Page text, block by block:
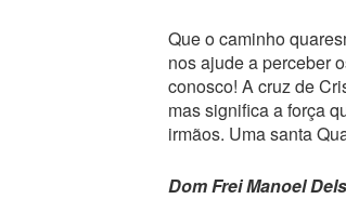
Que o caminho
nos ajude a perceber
conosco! A cruz de
mas significa a força
irmãos. Uma santa
Dom Frei Manoel